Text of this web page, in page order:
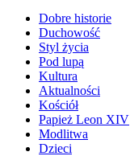
Dobre historie
Duchowość
Styl życia
Pod lupą
Kultura
Aktualności
Kościół
Papież Leon XIV
Modlitwa
Dzieci